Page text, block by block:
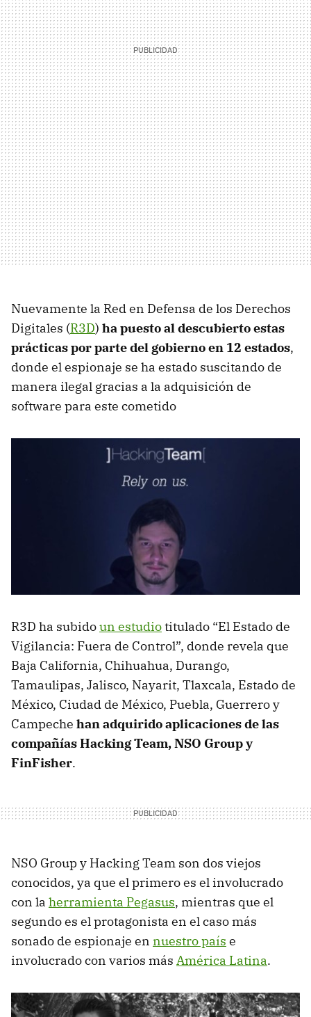
Nuevamente la Red en Defensa de los Derechos
Digitales (R3D) ha puesto al descubierto estas
prácticas por parte del gobierno en 12 estados,
donde el espionaje se ha estado suscitando de
manera ilegal gracias a la adquisición de
software para este cometido
R3D ha subidoun estudiotitulado “El Estado de
Vigilancia: Fuera de Control”, donde revela que
Baja California, Chihuahua, Durango,
Tamaulipas, Jalisco, Nayarit, Tlaxcala, Estado de
México, Ciudad de México, Puebla, Guerrero y
Campeche han adquirido aplicaciones de las
compañías Hacking Team, NSO Group y
FinFisher.
NSO Group y Hacking Team son dos viejos
conocidos, ya que el primero es el involucrado
con la herramienta Pegasus, mientras que el
segundo es el protagonista en el caso más
sonado de espionaje en nuestro país e
involucrado con varios más América Latina.